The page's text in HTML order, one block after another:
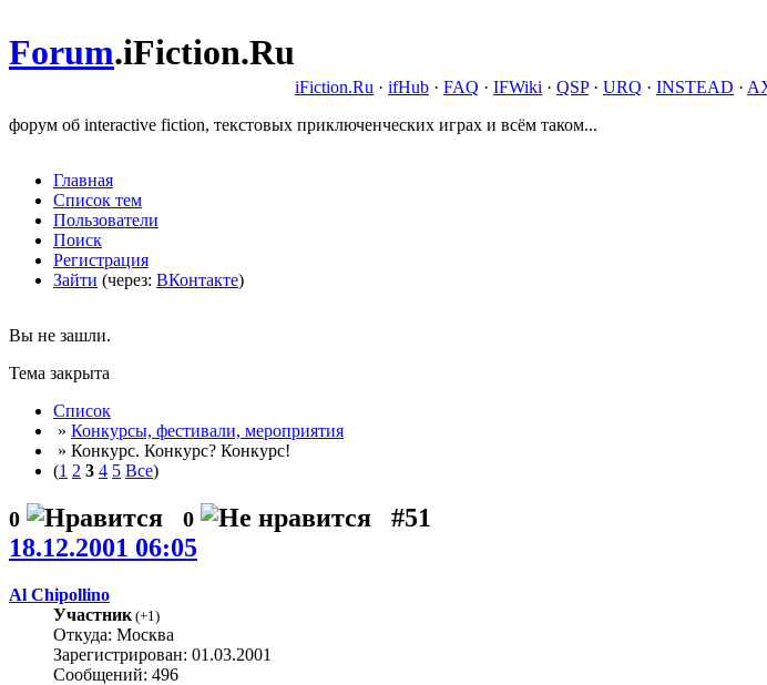
Forum.iFiction.Ru
iFiction.Ru · ifHub · FAQ · IFWiki · QSP· URQ · INSTEAD ·
форум об interactive fiction, текстовых приключенческих играх и всём таком...
Главная
Список тем
Пользователи
Поиск
Регистрация
Зайти (через: ВКонтакте)
Вы не зашли.
Тема закрыта
Список
» Конкурсы, фестивали, мероприятия
» Конкурс. Конкурс? Конкурс!
(1 2 3 4 5 Все)
0 0
#51
18.12.2001 06:05
Al Chipollino
Участник (+1 )
Откуда: Москва
Зарегистрирован: 01.03.2001
Сообщений: 496